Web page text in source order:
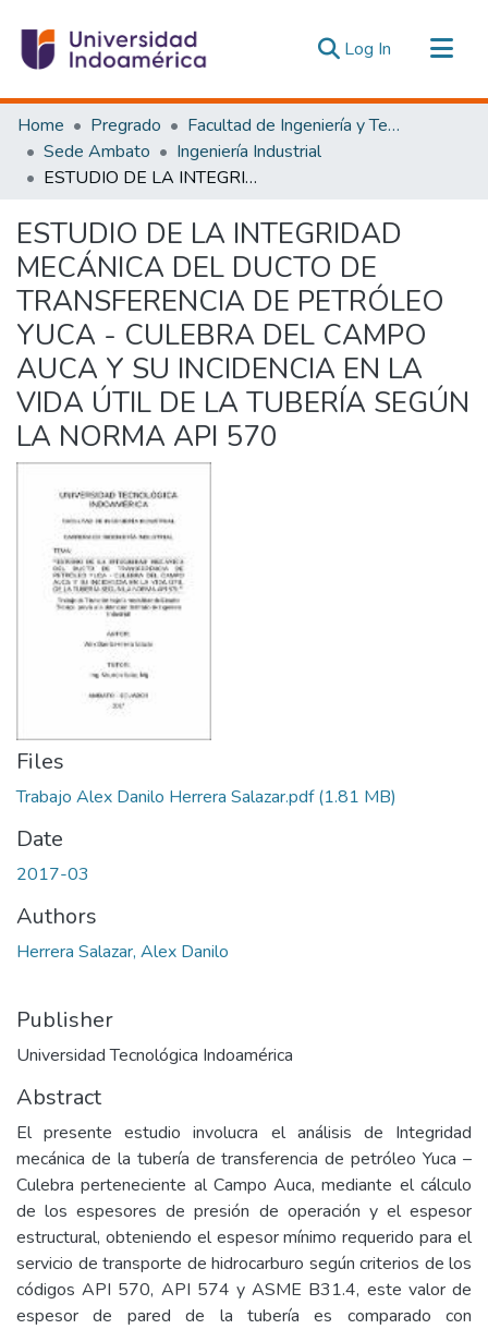
Log In (current)
Communities & Collections
All of DSpace
Statistics
Home Pregrado
Facultad de Ingeniería y Tecnologías de la Información y la Comunicación
Sede Ambato
Ingeniería Industrial
ESTUDIO DE LA INTEGRIDAD MECÁNICA DEL DUCTO DE TRANSFERENCIA DE PETRÓLEO YUCA - CULEBRA DEL CAMPO AUCA Y SU INCIDENCIA EN LA VIDA ÚTIL DE LA TUBERÍA SEGÚN LA NORMA API 570
ESTUDIO DE LA INTEGRIDAD
MECÁNICA DEL DUCTO DE
TRANSFERENCIA DE PETRÓLEO
YUCA - CULEBRA DEL CAMPO
AUCA Y SU INCIDENCIA EN LA
VIDA ÚTIL DE LA TUBERÍA SEGÚN
LA NORMA API 570
Files
Trabajo Alex Danilo Herrera Salazar.pdf(1.81 MB)
Date
2017-03
Authors
Herrera Salazar, Alex Danilo
Publisher
Universidad Tecnológica Indoamérica
Abstract
El presente estudio involucra el análisis de Integridad
mecánica de la tubería de transferencia de petróleo Yuca –
Culebra perteneciente al Campo Auca, mediante el cálculo
de los espesores de presión de operación y el espesor
estructural, obteniendo el espesor mínimo requerido para el
servicio de transporte de hidrocarburo según criterios de los
códigos API 570, API 574 y ASME B31.4, este valor de
espesor de pared de la tubería es comparado con